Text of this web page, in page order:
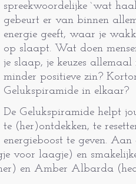
spreekwoordelijke `wat
gebeurt er van binnen
energie geeft, waar je
op slaapt. Wat doen
je slaap, je keuzes
minder positieve zin?
Gelukspiramide in elkaar?
De Gelukspiramide helpt
te (her)ontdekken, te
energieboost te geven.
voor laagje) en
en Amber Albarda